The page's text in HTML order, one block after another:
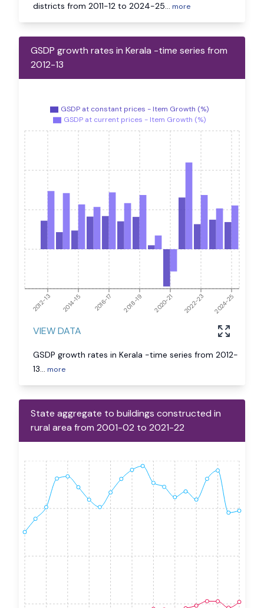
districts from 2011-12 to 2024-25... more
GSDP growth rates in Kerala -time series from
2012-13
2012-13 2014-15 2016-17 2018-19 2020-21 2022-23 2024-25
GSDP at constant prices - Item Growth (%)
GSDP at current prices - Item Growth (%)
VIEW DATA
GSDP growth rates in Kerala -time series from 2012-
13... more
State aggregate to buildings constructed in
rural area from 2001-02 to 2021-22